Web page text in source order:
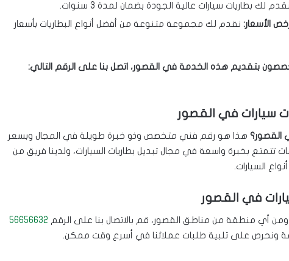
نقدم لك بطاريات سيارات عالية الجودة بضمان لمدة 3 سنوات.
الأسعار: نقدم لك مجموعة متنوعة من أفضل أنواع البطاريات بأسعار
بتقديم هذه الخدمة في القصور، اتصل بنا على الرقم التالي:
سيارات في القصور
القصور؟ هذا هو رقم فني متخصص وذو خبرة طويلة في المجال وبسعر
تتمتع بخبرة واسعة في مجال تبديل بطاريات السيارات، ولدينا فريق من
السيارات.
في القصور
أي منطقة من مناطق القصور، قم بالاتصال بنا على الرقم 56656632